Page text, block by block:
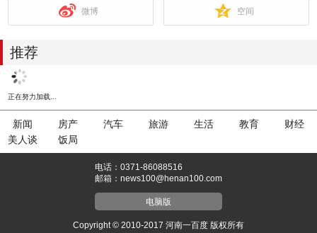
微博 空间
推荐
正在努力加载...
新闻 房产 汽车 旅游 生活 教育
财经
美人谈
饭局
电话：0371-86088516
邮箱：news100@henan100.com
电脑版
Copyright © 2010-2017 河南一百度 版权所有